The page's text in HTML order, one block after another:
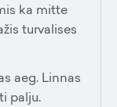
ka mitte
turvalises
aeg. Linnas
palju.